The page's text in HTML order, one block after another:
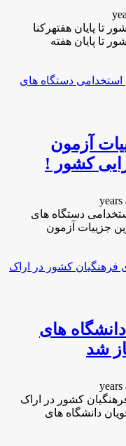
تا پایان هفتهرکنا
تا پایان هفته
آزمون
کشور !
دستگاه های
جزییات آزمون
های
شد
کشور در اراک
دانشگاه های